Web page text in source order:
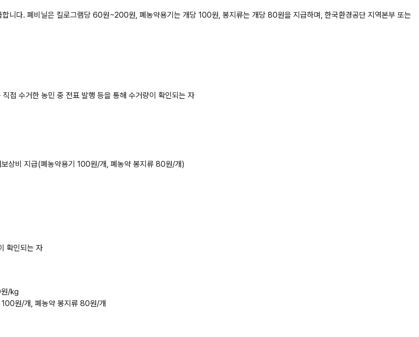
니다. 폐비닐은 킬로그램당 60원~200원, 폐농약용기는 개당 100원, 봉지류는 개당 80원을 지급하며, 한국환경공단 지역본부 또는
접 수거한 농민 중 전표 발행 등을 통해 수거량이 확인되는 자
상비 지급(폐농약용기 100원/개, 폐농약 봉지류 80원/개)
확인되는 자
원/㎏
100원/개, 폐농약 봉지류 80원/개